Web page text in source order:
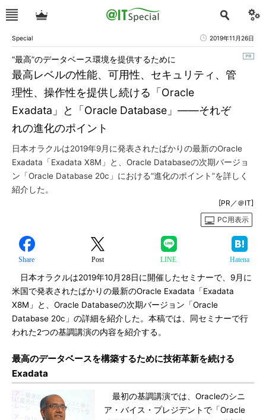
Special 2019年11月26日
最高レベルの性能、可用性、セキュリティ、管
理性、操作性を提供し続ける「Oracle
Exadata」と「Oracle Database」――それぞ
れの進化のポイント
“最高”のデータベース環境を提供するために
日本オラクルは2019年9月に発表されたばかりの最新のOracle
Exadata「Exadata X8M」と、Oracle Databaseの次期バージョ
ン「Oracle Database 20c」における“進化のポイント”を詳しく
紹介した。
[PR／＠IT]
PC用表示
Share Post LINE Hatena
日本オラクルは2019年10月28日に開催したセミナーで、9月に
米国で発表されたばかりの最新のOracle Exadata「Exadata
X8M」と、Oracle Databaseの次期バージョン「Oracle
Database 20c」の詳細を紹介した。本稿では、同セミナーで行
われた2つの基調講演の内容を紹介する。
最高のデータベースを構築するために技術革新を続ける
Exadata
最初の基調講演では、Oracleのシニ
ア・バイス・プレジデントで「Oracle